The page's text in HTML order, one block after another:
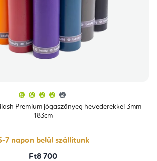
Premium jógaszőnyeg hevederekkel 3mm
183cm
átlagos
értékelése
csillag.
7 napon belül szállítunk
Ft8 700